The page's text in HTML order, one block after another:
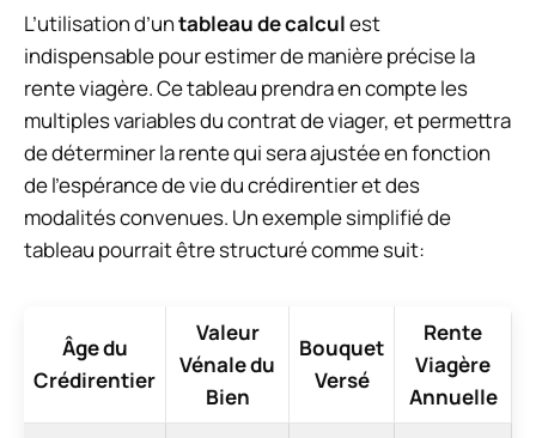
L’utilisation d’untableau de calculest
indispensable pour estimer de manière précise la
rente viagère. Ce tableau prendra en compte les
multiples variables du contrat de viager, et permettra
de déterminer la rente qui sera ajustée en fonction
de l’espérance de vie du crédirentier et des
modalités convenues. Un exemple simplifié de
tableau pourrait être structuré comme suit:
Âge du
Crédirentier
Valeur
Vénale du
Bien
Bouquet
Versé
Rente
Viagère
Annuelle